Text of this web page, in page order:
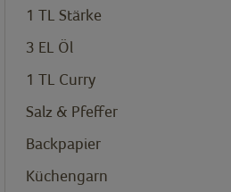
1 TL Stärke
3 EL Öl
1 TL Curry
Salz & Pfeffer
Backpapier
Küchengarn